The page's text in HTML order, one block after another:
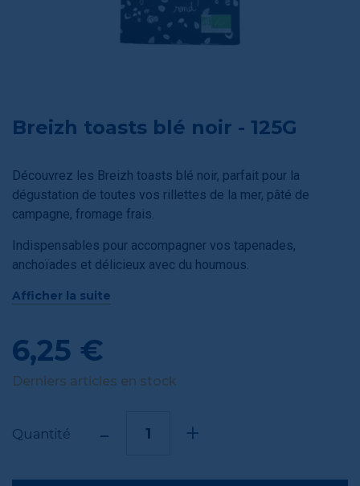
Breizh toasts blé noir - 125G
Découvrez les Breizh toasts blé noir, parfait pour la
dégustation de toutes vos rillettes de la mer, pâté de
campagne, fromage frais.
Indispensables pour accompagner vos tapenades,
anchoïades et délicieux avec du houmous.
Ou tout simplement à croquer à l’apéritif.
Afficher la suite
6,25 €
Derniers articles en stock
Quantité - +